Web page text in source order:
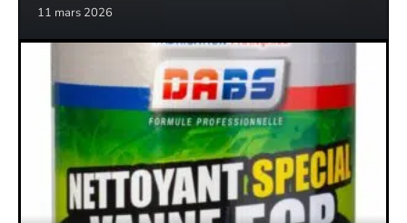
11 mars 2026